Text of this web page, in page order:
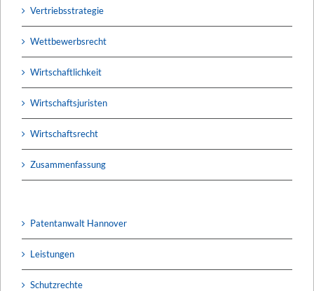
Vertriebsstrategie
Wettbewerbsrecht
Wirtschaftlichkeit
Wirtschaftsjuristen
Wirtschaftsrecht
Zusammenfassung
Patentanwalt Hannover
Leistungen
Schutzrechte